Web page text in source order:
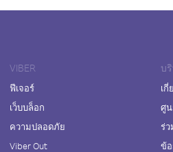
VIBER
ฟีเจอร์
เว็บบล็อก
ความปลอดภัย
Viber Out
บ
เกี่
ศู
ร่ว
ข้